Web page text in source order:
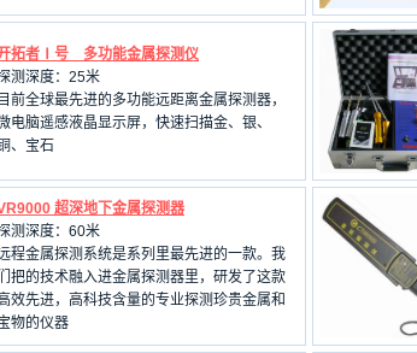
拓者Ⅰ号 多功能金属探测仪
测深度：25米
目前全球最先进的多功能远距离金属探测器，
电脑遥感液晶显示屏，快速扫描金、银、
、宝石
超深地下金属探测器
测深度：60米
程金属探测系统是系列里最先进的一款。我
把的技术融入进金属探测器里，研发了这款
效先进，高科技含量的专业探测珍贵金属和
物的仪器